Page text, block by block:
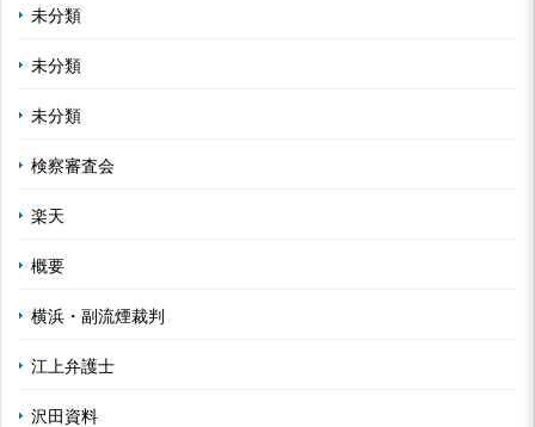
未分類
未分類
未分類
検察審査会
楽天
概要
横浜・副流煙裁判
江上弁護士
沢田資料